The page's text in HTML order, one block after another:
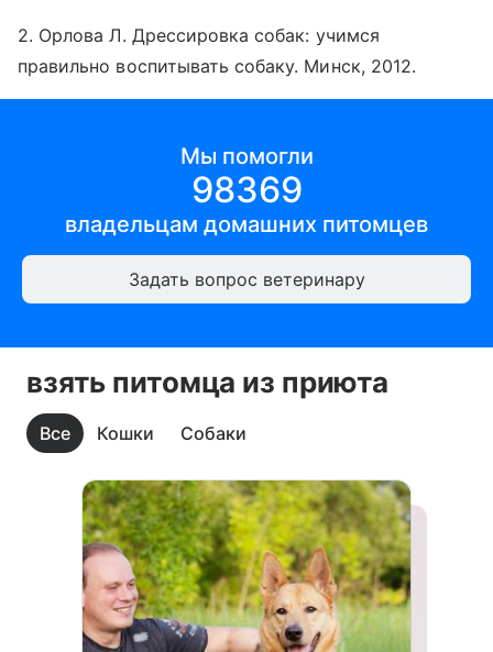
2. Орлова Л. Дрессировка собак: учимся
правильно воспитывать собаку. Минск, 2012.
Мы помогли
98369
владельцам домашних питомцев
Задать вопрос ветеринару
взять питомца из приюта
Все Кошки Собаки